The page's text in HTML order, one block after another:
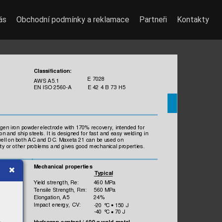
Classification:
AWS A5.1 E 7028
EN ISO 2560-A E 42 4 B 73 H5
iron powder electrode with 170% recovery, intended for
on and ship steels. It is designed for fast and easy welding in
on both AC and DC. Maxeta 21 can be used on
or other problems and gives good mec hanical properties.
Mechanical properties
Typical
Yield strength, Re:
460 MPa
Tensile Strength, Rm:
560 MPa
Elongation, A5
24%
Impact energy, CV: -20 °C • 150 J
-40 °C • 70 J
Obchodní podmínky a reklamace Partneři Kontakty